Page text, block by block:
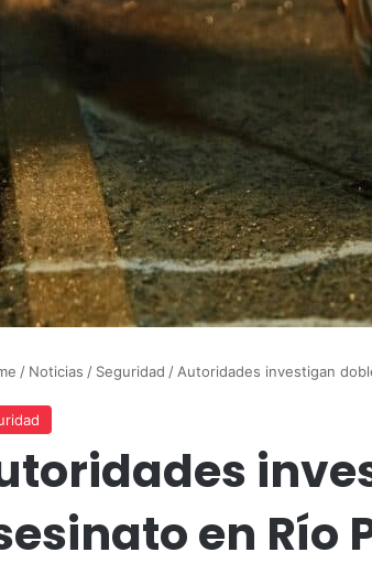
/ Noticias / Seguridad / Autoridades investigan
en Río